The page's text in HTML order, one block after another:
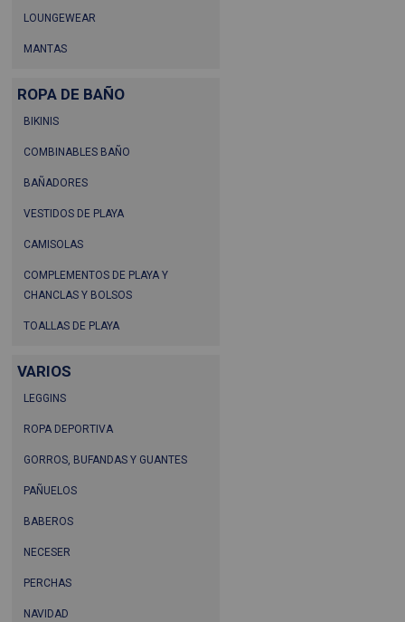
LOUNGEWEAR
MANTAS
ROPA DE BAÑO
BIKINIS
COMBINABLES BAÑO
BAÑADORES
VESTIDOS DE PLAYA
CAMISOLAS
COMPLEMENTOS DE PLAYA Y
CHANCLAS Y BOLSOS
TOALLAS DE PLAYA
VARIOS
LEGGINS
ROPA DEPORTIVA
GORROS, BUFANDAS Y GUANTES
PAÑUELOS
BABEROS
NECESER
PERCHAS
NAVIDAD